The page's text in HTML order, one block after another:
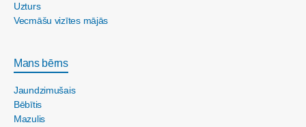
Uzturs
Vecmāšu vizītes mājās
Mans bērns
Jaundzimušais
Bēbītis
Mazulis